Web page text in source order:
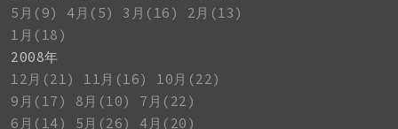
5月(9)
4月(5) 3月(16)
2月(13)
1月(18)
2008年
12月(21)
11月(16)
10月(22)
9月(17)
8月(10)
7月(22)
6月(14)
5月(26)
4月(20)